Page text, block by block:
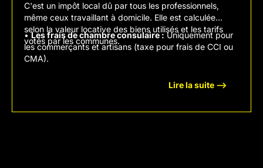
C'est un impôt local dû par tous les professionnels,
même ceux travaillant à domicile. Elle est calculée
selon la valeur locative des biens utilisés et les tarifs
votés par les communes.
•Les frais de chambre consulaire :Uniquement pour
les commerçants et artisans (taxe pour frais de CCI ou
CMA).
Lire la suite -->